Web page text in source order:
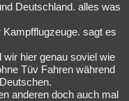
Deutschland. alles was
sagt es
wir hier genau soviel wie
Tüv Fahren während
anderen doch auch mal